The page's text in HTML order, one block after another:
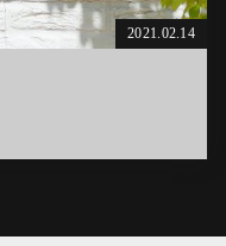
2021.02.14